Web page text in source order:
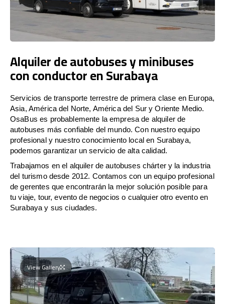
Alquiler de autobuses y minibuses
con conductor en Surabaya
Servicios de transporte terrestre de primera clase en Europa,
Asia, América del Norte, América del Sur y Oriente Medio.
OsaBus es probablemente la empresa de alquiler de
autobuses más confiable del mundo. Con nuestro equipo
profesional y nuestro conocimiento local en Surabaya,
podemos garantizar un servicio de alta calidad.
Trabajamos en el alquiler de autobuses chárter y la industria
del turismo desde 2012. Contamos con un equipo profesional
de gerentes que encontrarán la mejor solución posible para
tu viaje, tour, evento de negocios o cualquier otro evento en
Surabaya y sus ciudades.
View Gallery